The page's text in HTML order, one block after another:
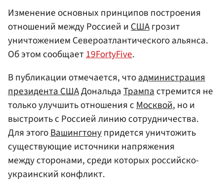
Изменение основных принципов построения
отношений между Россией иСШАгрозит
уничтожением Североатлантического альянса.
Об этом сообщает19FortyFive.
В публикации отмечается, чтоадминистрация
президента СШАДональдаТрампастремится не
только улучшить отношения сМосквой, но и
выстроить с Россией линию сотрудничества.
Для этогоВашингтонупридется уничтожить
существующие источники напряжения
между сторонами, среди которых российско-
украинский конфликт.